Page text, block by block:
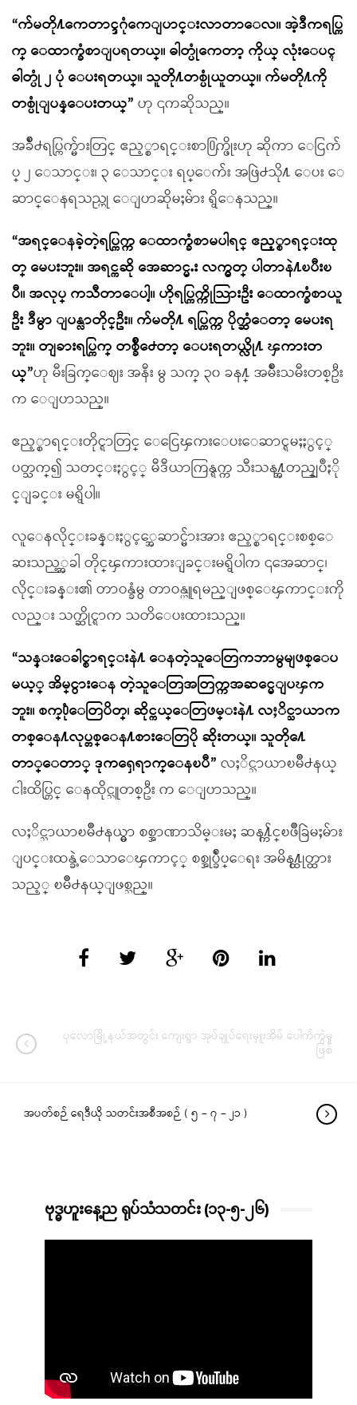
“က်မတို႔ကေတာင္ဒဂုံကေျပာင္းလာတာေလ။ အဲ့ဒီကရပ္ကြ
က္ ေထာက္ခံစာျပရတယ္။ ဓါတ္ပုံကေတာ့ ကိုယ္ လုံးေပၚ
ဓါတ္ပုံ ၂ ပုံ ေပးရတယ္။ သူတို႔တစ္ပုံယူတယ္။ က်မတို႔ကို
တစ္ပုံျပန္ေပးတယ္” ဟု ၎ကဆိုသည္။
အခ်ိဳ႕ရပ္ကြက္မ်ားတြင္ ဧည့္စာရင္းစာ႐ြက္ဖိုးဟု ဆိုကာ ေငြက်
ပ္ ၂ ေသာင္း၊ ၃ ေသာင္း ရပ္ေက်း အဖြဲ႕သို႔ ေပး ေ
ဆာင္ေနရသည္ဟု ေျပာဆိုမႈမ်ား ရွိေနသည္။
“အရင္ေနခဲ့တဲ့ရပ္ကြက္က ေထာက္ခံစာမပါရင္ ဧည့္စာရင္းထု
တ္ မေပးဘူး။ အရင္ကဆို အေဆာင္မႉး လက္မွတ္ ပါတာနဲ႔ၿပီးၿ
ပီ။ အလုပ္ ကသီတာေပါ့။ ဟိုရပ္ကြက္ကိုသြားဦး ေထာက္ခံစာယူ
ဦး ဒီမွာ ျပန္လာတိုင္ဦး။ က်မတို႔ ရပ္ကြက္က ပိုက္ဆံေတာ့ မေပးရ
ဘူး။ တျခားရပ္ကြက္ တစ္ခ်ိဳ႕ေတာ့ ေပးရတယ္လို႔ ၾကားတ
ယ္”ဟု မီးခြက္ေဈး အနီး မွ သက္ ၃၀ ခန႔္ အမ်ိဳးသမီးတစ္ဦး
က ေျပာသည္။
ဧည့္စာရင္းတိုင္ရာတြင္ ေငြေၾကးေပးေဆာင္ရမႈႏွင့္
ပတ္သက္၍ သတင္းႏွင့္ မီဒီယာကြန္ရက္က သီးသန႔္အတည္ျပဳႏို
င္ျခင္း မရွိပါ။
လူေနလိုင္းခန္းႏွင့္အေဆာင္မ်ားအား ဧည့္စာရင္းစစ္ေ
ဆးသည့္အခါ တိုင္ၾကားထားျခင္းမရွိပါက ၎အေဆာင္၊
လိုင္းခန္း၏ တာဝန္ခံမွ တာဝန္ယူရမည္ျဖစ္ေၾကာင္းကို
လည္း သက္ဆိုင္ရာက သတိေပးထားသည္။
“သန္းေခါင္စာရင္းနဲ႔ ေနတဲ့သူေတြကဘာမွမျဖစ္ေပ
မယ့္ အိမ္ငွားေန တဲ့သူေတြအတြက္ကအဆင္မေျပၾက
ဘူး။ စက္႐ုံေတြပိတ္၊ ဆိုင္ကယ္ေတြဖမ္းနဲ႔ လႈိင္သာယာက
တစ္ေန႔လုပ္တစ္ေန႔စားေတြပို ဆိုးတယ္။ သူတို႔ေ
တာ္ေတာ္ ဒုကၡေရာက္ေနၿပီ” လႈိင္သာယာၿမိဳ႕နယ္
ငါးထိပ္တြင္ ေနထိုင္သူတစ္ဦး က ေျပာသည္။
လႈိင္သာယာၿမိဳ႕နယ္မွာ စစ္အာဏာသိမ္းမႈ ဆန႔္က်င္ၿဖိဳခြဲမႈမ်ား
ျပင္းထန္ခဲ့ေသာေၾကာင့္ စစ္အုပ္ခ်ဳပ္ေရး အမိန႔္ထုတ္ထား
သည့္ ၿမိဳ႕နယ္ျဖစ္သည္။
ပုလောမြို့နယ်အတွင်း ကျေးရွာ အုပ်ချုပ်ရေးမှူးအိမ် ပေါက်ကွဲမှု
ဖြစ်
အပတ်စဉ် ရေဒီယို သတင်းအစီအစဉ် ( ၅ – ၇ – ၂၁ )
ဗုဒ္ဓဟူးနေ့ည ရုပ်သံသတင်း (၁၃-၅-၂၆)